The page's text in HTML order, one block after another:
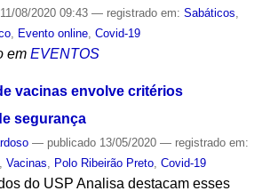
08/2020 09:43 — registrado em: Sabáticos
, Evento online, Covid-19
em EVENTOS
vacinas envolve critérios
segurança
— publicado13/05/2020 — registrado em:
Vacinas, Polo Ribeirão Preto, Covid-19
do USP Analisa destacam esses